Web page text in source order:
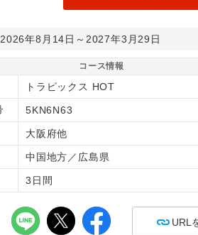
2026年8月14日～2027年3月29日
コース情報
トラピックス HOT
5KN6N63
大阪府他
中国地方／広島県
3日間
URL